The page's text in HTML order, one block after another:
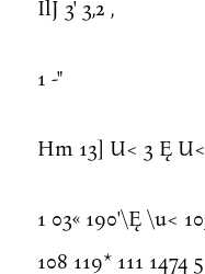
IlJ 3' 3,2 ,
1 -"
Hm 13] U< 3 Ę
1 03« 190'\Ę \u<
108 119* 111 1474